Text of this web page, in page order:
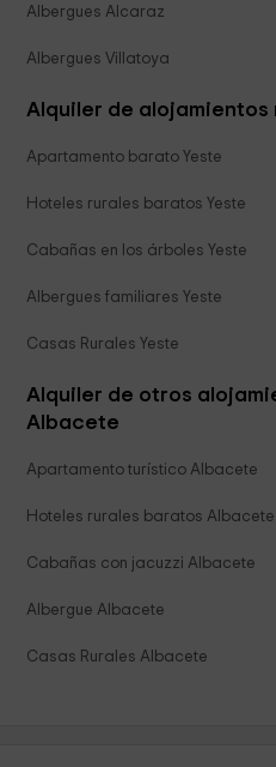
Albergues Alcaraz
Albergues Villatoya
Alquiler de alojamientos
Apartamento barato Yeste
Hoteles rurales baratos Yeste
Cabañas en los árboles Yeste
Albergues familiares Yeste
Casas Rurales Yeste
Alquiler de otros
Albacete
Apartamento turístico Albacete
Hoteles rurales baratos Albacete
Cabañas con jacuzzi Albacete
Albergue Albacete
Casas Rurales Albacete